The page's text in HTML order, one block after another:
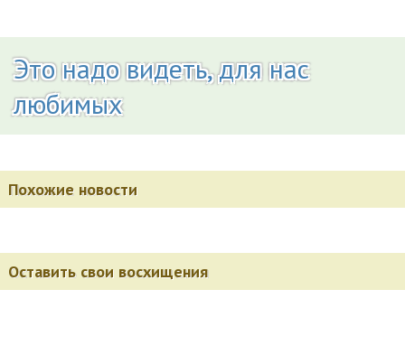
Это надо видеть, для нас
любимых
Похожие новости
Оставить свои восхищения